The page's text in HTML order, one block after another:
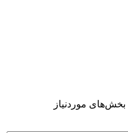
بخش‌های موردنیاز